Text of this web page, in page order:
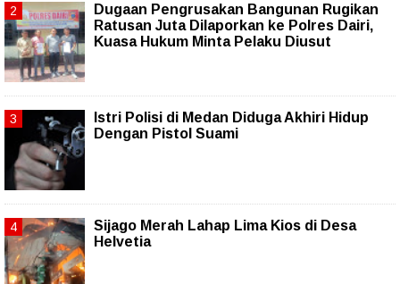
Dugaan Pengrusakan Bangunan Rugikan
Ratusan Juta Dilaporkan ke Polres Dairi,
Kuasa Hukum Minta Pelaku Diusut
Istri Polisi di Medan Diduga Akhiri Hidup
Dengan Pistol Suami
Sijago Merah Lahap Lima Kios di Desa
Helvetia